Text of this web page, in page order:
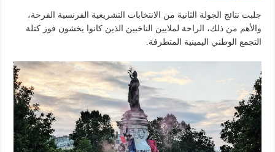
جلبت نتائج الجولة الثانية من الانتخابات التشريعية الفرنسية الفرحة،
والأهم من ذلك، الراحة لملايين الناخبين الذين كانوا يخشون فوز كتلة
التجمع الوطني اليمينية المتطرفة.